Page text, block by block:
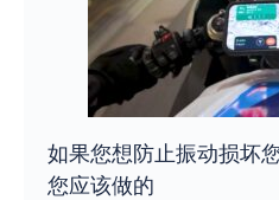
如果您想防止振动损坏
您应该做的